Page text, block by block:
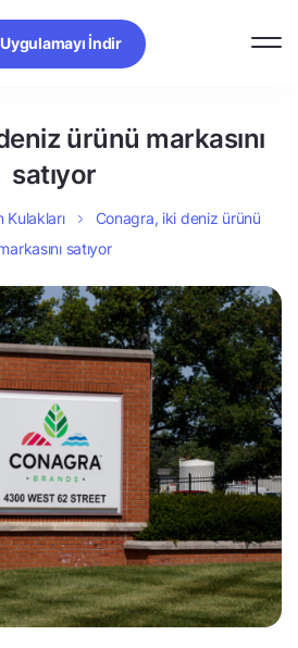
Uygulamayı İndir
ürünü markasını
satıyor
Kulakları
Conagra, iki deniz ürünü
satıyor